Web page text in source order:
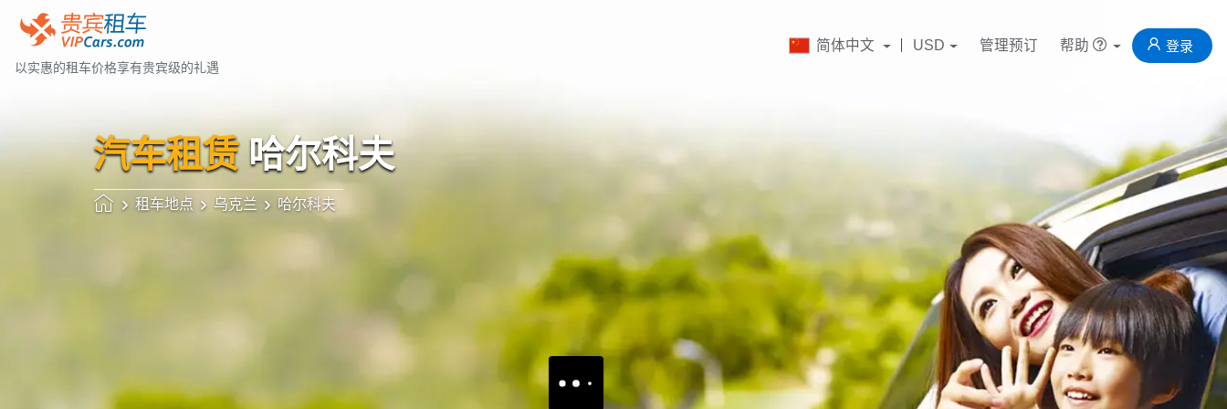
以实惠的租车价格享有贵宾级的礼遇
简体中文 USD 管理预订 帮助 登录
汽车租赁哈尔科夫
租车地点 乌克兰 哈尔科夫